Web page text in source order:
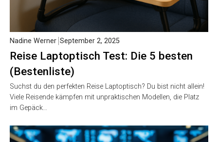
Reise Laptoptisch Test: Die 5 besten
(Bestenliste)
Nadine Werner September 2, 2025
Suchst du den perfekten Reise Laptoptisch? Du bist nicht allein!
Viele Reisende kämpfen mit unpraktischen Modellen, die Platz
im Gepäck…